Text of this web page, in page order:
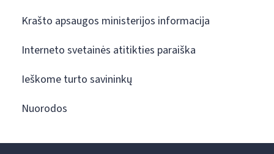
Krašto apsaugos ministerijos informacija
Interneto svetainės atitikties paraiška
Ieškome turto savininkų
Nuorodos